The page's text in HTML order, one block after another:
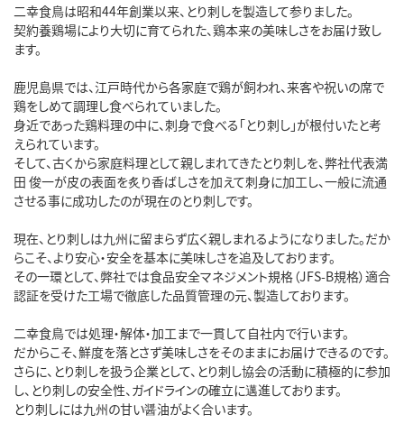
二幸食鳥は昭和44年創業以来、とり刺しを製造して参りました。
契約養鶏場により大切に育てられた、鶏本来の美味しさをお届け致し
ます。
鹿児島県では、江戸時代から各家庭で鶏が飼われ、来客や祝いの席で
鶏をしめて調理し食べられていました。
身近であった鶏料理の中に、刺身で食べる「とり刺し」が根付いたと考
えられています。
そして、古くから家庭料理として親しまれてきたとり刺しを、弊社代表満
田 俊一が皮の表面を炙り香ばしさを加えて刺身に加工し、一般に流通
させる事に成功したのが現在のとり刺しです。
現在、とり刺しは九州に留まらず広く親しまれるようになりました。だか
らこそ、より安心・安全を基本に美味しさを追及しております。
その一環として、弊社では食品安全マネジメント規格（JFS-B規格）適合
認証を受けた工場で徹底した品質管理の元、製造しております。
二幸食鳥では処理・解体・加工まで一貫して自社内で行います。
だからこそ、鮮度を落とさず美味しさをそのままにお届けできるのです。
さらに、とり刺しを扱う企業として、とり刺し協会の活動に積極的に参加
し、とり刺しの安全性、ガイドラインの確立に邁進しております。
とり刺しには九州の甘い醤油がよく合います。